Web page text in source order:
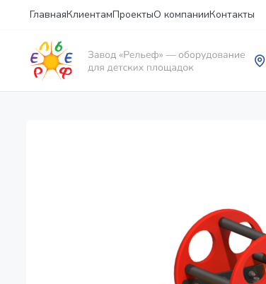
ГлавнаяКлиентамПроектыО компанииКонтакты